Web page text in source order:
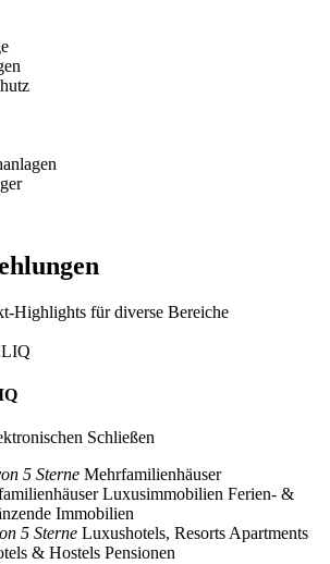
Highlights für diverse Bereiche
Schließen
5 Sterne Mehrfamilienhäuser
Luxusimmobilien Ferien- &
Immobilien
5 Sterne Luxushotels, Resorts Apartments
& Hostels Pensionen